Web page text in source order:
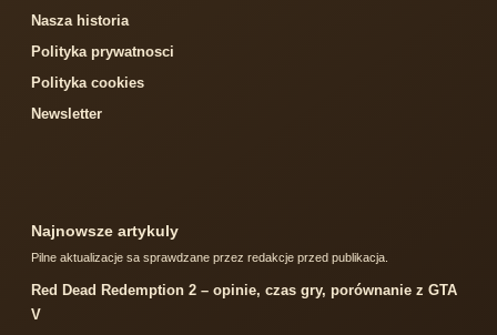
Nasza historia
Polityka prywatnosci
Polityka cookies
Newsletter
Najnowsze artykuly
Pilne aktualizacje sa sprawdzane przez redakcje przed publikacja.
Red Dead Redemption 2 – opinie, czas gry, porównanie z GTA
V